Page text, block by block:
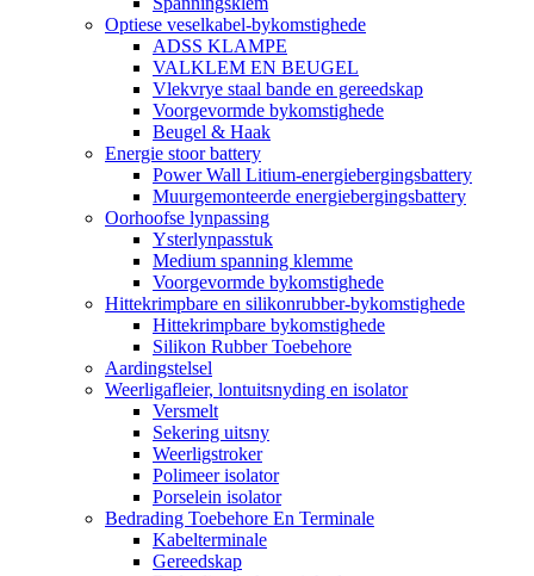
Optiese veselkabel-bykomstighede
ADSS KLAMPE
VALKLEM EN BEUGEL
Vlekvrye staal bande en gereedskap
Voorgevormde bykomstighede
Beugel & Haak
Energie stoor battery
Power Wall Litium-energiebergingsbattery
Muurgemonteerde energiebergingsbattery
Oorhoofse lynpassing
Ysterlynpasstuk
Medium spanning klemme
Voorgevormde bykomstighede
Hittekrimpbare en silikonrubber-bykomstighede
Hittekrimpbare bykomstighede
Silikon Rubber Toebehore
Aardingstelsel
Weerligafleier, lontuitsnyding en isolator
Versmelt
Sekering uitsny
Weerligstroker
Polimeer isolator
Porselein isolator
Bedrading Toebehore En Terminale
Kabelterminale
Gereedskap